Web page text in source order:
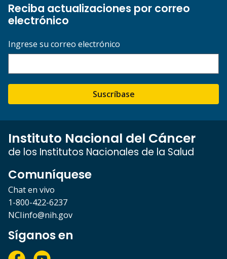
Reciba actualizaciones por correo
electrónico
Ingrese su correo electrónico
Suscríbase
Instituto Nacional del Cáncer
de los Institutos Nacionales de la Salud
Comuníquese
Chat en vivo
1-800-422-6237
NCIinfo@nih.gov
Síganos en